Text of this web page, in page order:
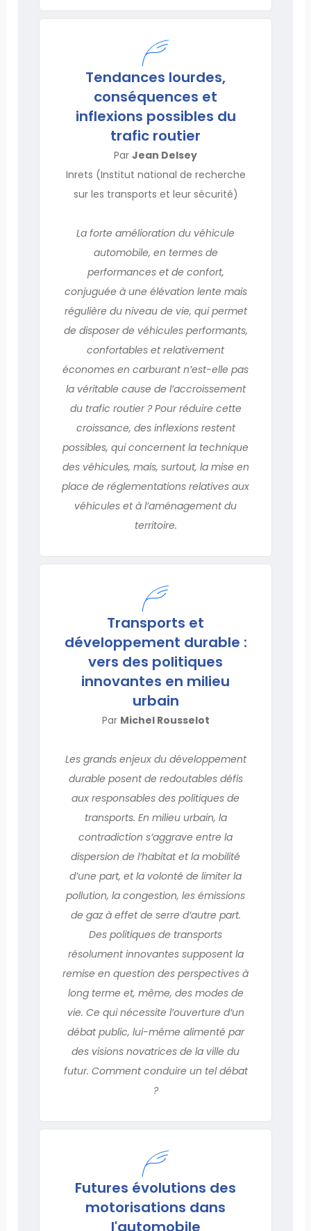
Tendances lourdes,
conséquences et
inflexions possibles du
trafic routier
Par Jean Delsey
Inrets (Institut national de recherche
sur les transports et leur sécurité)
La forte amélioration du véhicule
automobile, en termes de
performances et de confort,
conjuguée à une élévation lente mais
régulière du niveau de vie, qui permet
de disposer de véhicules performants,
confortables et relativement
économes en carburant n’est-elle pas
la véritable cause de l’accroissement
du trafic routier ? Pour réduire cette
croissance, des inflexions restent
possibles, qui concernent la technique
des véhicules, mais, surtout, la mise en
place de réglementations relatives aux
véhicules et à l’aménagement du
territoire.
Transports et
développement durable :
vers des politiques
innovantes en milieu
urbain
Par Michel Rousselot
Les grands enjeux du développement
durable posent de redoutables défis
aux responsables des politiques de
transports. En milieu urbain, la
contradiction s’aggrave entre la
dispersion de l’habitat et la mobilité
d’une part, et la volonté de limiter la
pollution, la congestion, les émissions
de gaz à effet de serre d’autre part.
Des politiques de transports
résolument innovantes supposent la
remise en question des perspectives à
long terme et, même, des modes de
vie. Ce qui nécessite l’ouverture d’un
débat public, lui-même alimenté par
des visions novatrices de la ville du
futur. Comment conduire un tel débat
?
Futures évolutions des
motorisations dans
l'automobile